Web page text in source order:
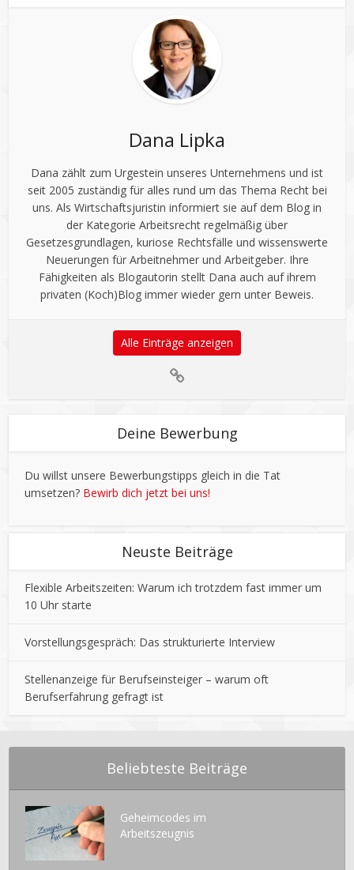
Dana Lipka
Dana zählt zum Urgestein unseres Unternehmens und ist
seit 2005 zuständig für alles rund um das Thema Recht bei
uns. Als Wirtschaftsjuristin informiert sie auf dem Blog in
der Kategorie Arbeitsrecht regelmäßig über
Gesetzesgrundlagen, kuriose Rechtsfälle und wissenswerte
Neuerungen für Arbeitnehmer und Arbeitgeber. Ihre
Fähigkeiten als Blogautorin stellt Dana auch auf ihrem
privaten (Koch)Blog immer wieder gern unter Beweis.
Alle Einträge anzeigen
Deine Bewerbung
Du willst unsere Bewerbungstipps gleich in die Tat
umsetzen? Bewirb dich jetzt bei uns!
Neuste Beiträge
Flexible Arbeitszeiten: Warum ich trotzdem fast immer um
10 Uhr starte
Vorstellungsgespräch: Das strukturierte Interview
Stellenanzeige für Berufseinsteiger – warum oft
Berufserfahrung gefragt ist
Beliebteste Beiträge
Geheimcodes im
Arbeitszeugnis